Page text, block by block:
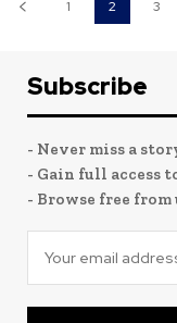
1 2 3
Subscribe
- Never miss a
- Gain full access
- Browse free from